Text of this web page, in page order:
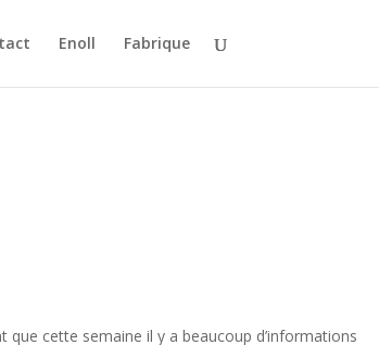
Enoll Fabrique
que cette semaine il y a beaucoup d’informations